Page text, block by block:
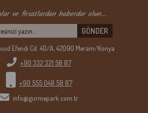
ve firsatlardan haberdar olun...
GÖNDER
Efendi Cd. 40/A, 42090 Meram/Konya
+90 332 321 58 87
+90 555 048 58 87
info@gurmepark.com.tr